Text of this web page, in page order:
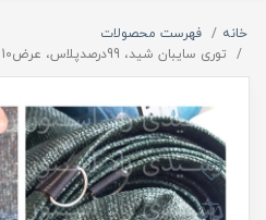
خانه
فهرست محصولات
توری سایبان شید، 99درصدپلاس، عرض10 به طول دلخواه